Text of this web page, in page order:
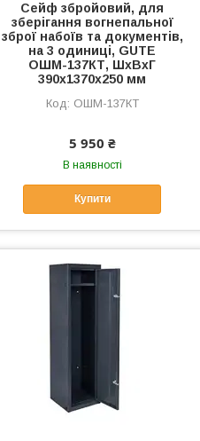
Сейф збройовий, для
зберігання вогнепальної
зброї набоїв та документів,
на 3 одиниці, GUTE
ОШМ-137КТ, ШхВхГ
390х1370х250 мм
ОШМ-137КТ
5 950 ₴
В наявності
Купити